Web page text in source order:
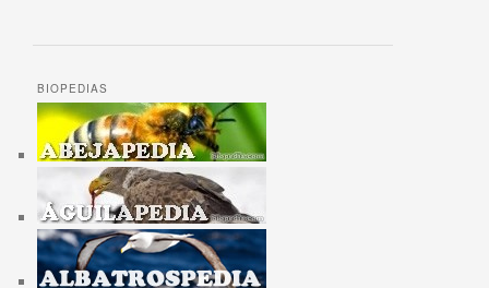
BIOPEDIAS